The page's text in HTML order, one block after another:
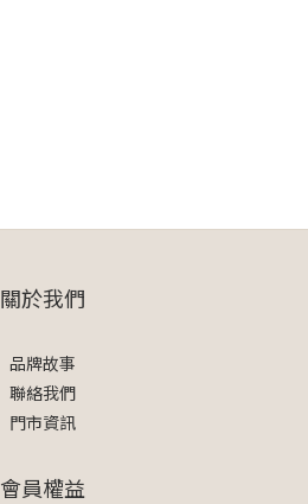
關於我們
品牌故事
聯絡我們
門市資訊
會員權益